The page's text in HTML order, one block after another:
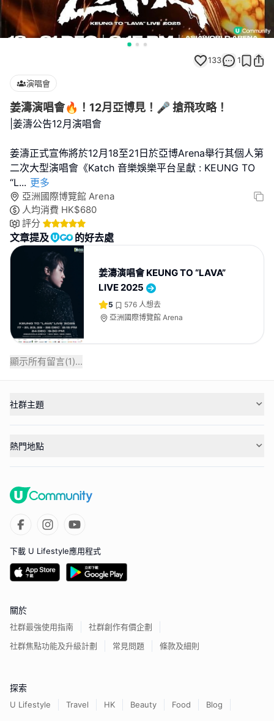
133 1
演唱會
姜濤演唱會🔥！12月亞博見！🎤 搶飛攻略！
|姜濤公告12月演唱會
姜濤正式宣佈將於12月18至21日於亞博Arena舉行其個人第
二次大型演唱會《Katch 音樂娛樂平台呈獻 : KEUNG TO
“L... 更多
亞洲國際博覽館 Arena
人均消費 HK$680
評分
文章提及 的好去處
姜濤演唱會 KEUNG TO “LAVA”
LIVE 2025
5 576 人想去
亞洲國際博覽館 Arena
顯示所有留言(1)...
社群主題
熱門地點
下載 U Lifestyle應用程式
關於
社群最強使用指南
社群創作有價企劃
社群焦點功能及升級計劃
常見問題 條款及細則
探索
U Lifestyle Travel HK Beauty Food
Blog